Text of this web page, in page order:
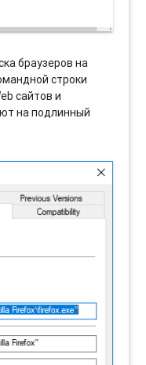
браузеров на
строки
сайтов и
на подлинный